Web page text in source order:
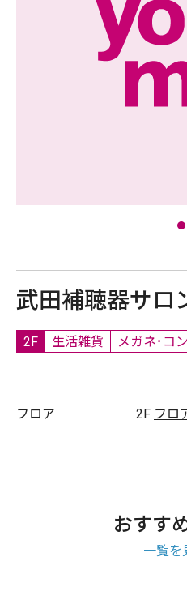
武田補聴器サロ
2F 生活雑貨 メガネ･コ
フロア 2F フロ
おすす
一覧を